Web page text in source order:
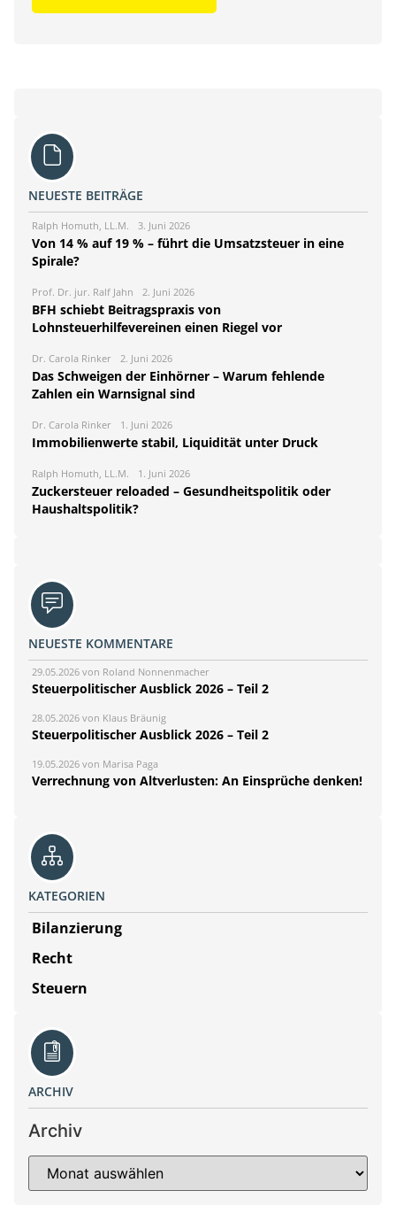
NEUESTE BEITRÄGE
Ralph Homuth, LL.M. 3. Juni 2026
Von 14 % auf 19 % – führt die Umsatzsteuer in eine
Spirale?
Prof. Dr. jur. Ralf Jahn 2. Juni 2026
BFH schiebt Beitragspraxis von
Lohnsteuerhilfevereinen einen Riegel vor
Dr. Carola Rinker 2. Juni 2026
Das Schweigen der Einhörner – Warum fehlende
Zahlen ein Warnsignal sind
Dr. Carola Rinker 1. Juni 2026
Immobilienwerte stabil, Liquidität unter Druck
Ralph Homuth, LL.M. 1. Juni 2026
Zuckersteuer reloaded – Gesundheitspolitik oder
Haushaltspolitik?
NEUESTE KOMMENTARE
29.05.2026 von Roland Nonnenmacher
Steuerpolitischer Ausblick 2026 – Teil 2
28.05.2026 von Klaus Bräunig
Steuerpolitischer Ausblick 2026 – Teil 2
19.05.2026 von Marisa Paga
Verrechnung von Altverlusten: An Einsprüche denken!
KATEGORIEN
Bilanzierung
Recht
Steuern
ARCHIV
Archiv